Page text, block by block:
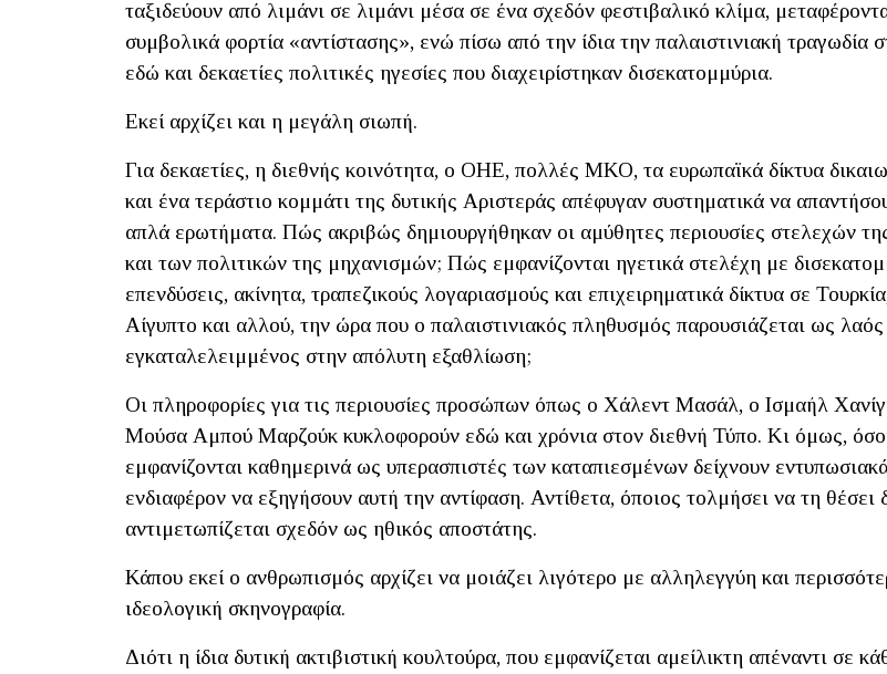
ταξιδεύουν από λιμάνι σε λιμάνι μέσα σε ένα σχεδόν φεστιβαλικό κλίμα,
συμβολικά φορτία «αντίστασης», ενώ πίσω από την ίδια την παλαιστινιακή τραγωδία
εδώ και δεκαετίες πολιτικές ηγεσίες που διαχειρίστηκαν δισεκατομμύρια.
Εκεί αρχίζει και η μεγάλη σιωπή.
Για δεκαετίες, η διεθνής κοινότητα, ο ΟΗΕ, πολλές ΜΚΟ, τα ευρωπαϊκά δίκτυα
και ένα τεράστιο κομμάτι της δυτικής Αριστεράς απέφυγαν συστηματικά να
απλά ερωτήματα. Πώς ακριβώς δημιουργήθηκαν οι αμύθητες περιουσίες στελεχών
και των πολιτικών της μηχανισμών; Πώς εμφανίζονται ηγετικά στελέχη με
επενδύσεις, ακίνητα, τραπεζικούς λογαριασμούς και επιχειρηματικά δίκτυα σε
Αίγυπτο και αλλού, την ώρα που ο παλαιστινιακός πληθυσμός παρουσιάζεται ως λαός
εγκαταλελειμμένος στην απόλυτη εξαθλίωση;
Οι πληροφορίες για τις περιουσίες προσώπων όπως ο Χάλεντ Μασάλ, ο Ισμαήλ
Μούσα Αμπού Μαρζούκ κυκλοφορούν εδώ και χρόνια στον διεθνή Τύπο. Κι όμως,
εμφανίζονται καθημερινά ως υπερασπιστές των καταπιεσμένων δείχνουν
ενδιαφέρον να εξηγήσουν αυτή την αντίφαση. Αντίθετα, όποιος τολμήσει να τη θέσει
αντιμετωπίζεται σχεδόν ως ηθικός αποστάτης.
Κάπου εκεί ο ανθρωπισμός αρχίζει να μοιάζει λιγότερο με αλληλεγγύη και
ιδεολογική σκηνογραφία.
Διότι η ίδια δυτική ακτιβιστική κουλτούρα, που εμφανίζεται αμείλικτη απέναντι σε